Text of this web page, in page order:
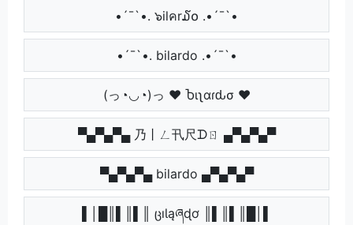
•´¯`•. ๖ilคr໓໐ .•´¯`•
•´¯`•. bilardo .•´¯`•
(っ◔◡◔)っ ♥ Ⴆιʅαɾԃσ ♥
▀▄▀▄▀▄ 乃丨ㄥ卂尺ᗪㄖ ▄▀▄▀▄▀
▀▄▀▄▀▄ bilardo ▄▀▄▀▄▀
▌│█║▌║▌║ ცıƖąཞɖơ ║▌║▌║█│▌